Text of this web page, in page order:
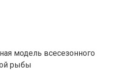
модель всесезонного
рыбы